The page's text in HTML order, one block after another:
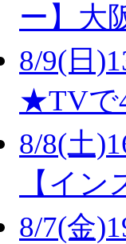
ー】大
8/9(日
★TVで
8/8(土
【イン
8/7(金